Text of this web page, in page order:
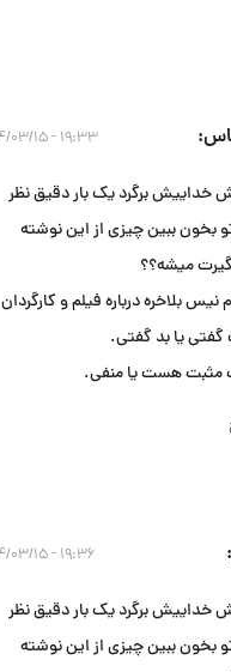
۱۹:۳۳ - ۱۴۰۴/۰۳/۱۵
خداییش برگرد یک بار دقیق نظر
بخون ببین چیزی از این نوشته
میشه؟؟
نیس بلاخره درباره فیلم و کارگردان
یا بد گفتی.
مثبت هست یا منفی.
۱۹:۳۶ - ۱۴۰۴/۰۳/۱۵
خداییش برگرد یک بار دقیق نظر
بخون ببین چیزی از این نوشته